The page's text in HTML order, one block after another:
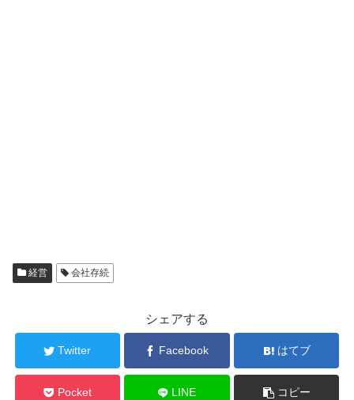
経営 会社存続
シェアする
Twitter Facebook はてブ
Pocket LINE コピー